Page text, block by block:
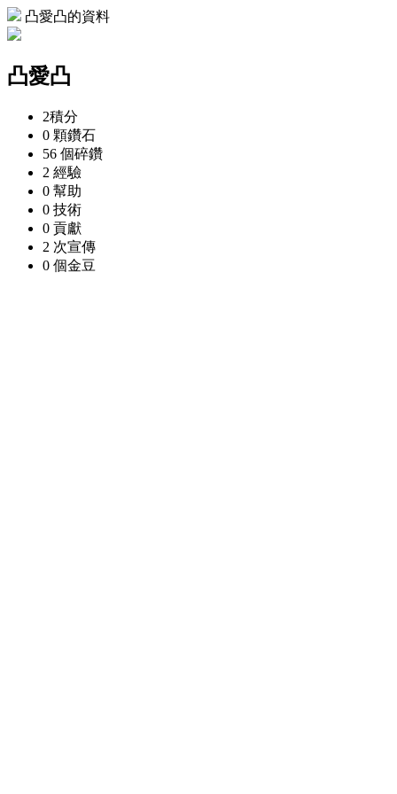
凸愛凸的資料
凸愛凸
2積分
0 顆鑽石
56 個碎鑽
2 經驗
0 幫助
0 技術
0 貢獻
2 次宣傳
0 個金豆